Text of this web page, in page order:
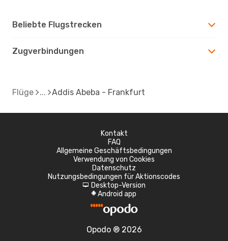
Beliebte Flugstrecken
Zugverbindungen
Flüge Addis Abeba - Frankfurt
Kontakt
FAQ
Allgemeine Geschäftsbedingungen
Verwendung von Cookies
Datenschutz
Nutzungsbedingungen für Aktionscodes
d Desktop-Version
A Android app
Opodo ® 2026